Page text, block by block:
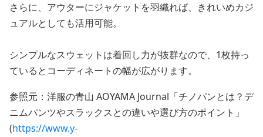
さらに、アウターにジャケットを羽織れば、きれいめカジ
ュアルとしても活用可能。
シンプルなスウェットは着回し力が抜群なので、1枚持っ
ているとコーディネートの幅が広がります。
参照元：洋服の青山 AOYAMA Journal「チノパンとは？デ
ニムパンツやスラックスとの違いや選び方のポイント」
(https://www.y-